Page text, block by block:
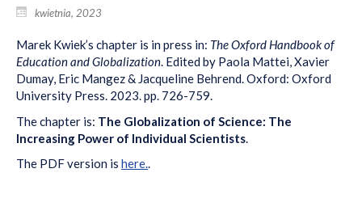
kwietnia, 2023
Marek Kwiek’s chapter is in press in: The Oxford Handbook of
Education and Globalization. Edited by Paola Mattei, Xavier
Dumay, Eric Mangez & Jacqueline Behrend. Oxford: Oxford
University Press. 2023. pp. 726-759.
The chapter is: The Globalization of Science: The
Increasing Power of Individual Scientists
The PDF version is here..